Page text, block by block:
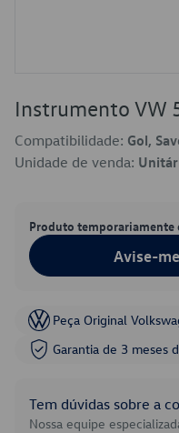
Instrumento VW
Compatibilidade: Gol,
Unidade de venda:
Produto temporariamente
Avise-
Peça Original
Garantia de 3 meses
Tem dúvidas sobre a
Nossa equipe